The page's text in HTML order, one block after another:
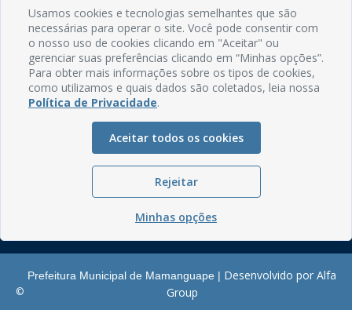
Fone: (83) 3292-2246
Email: comunicacao@mamanguape.pb.gov.br
Expediente: Segunda à Sexta, das 08h às 13h
Mapa do Site
Perguntas frequentes
Manual de Navegação
Glossário
Ouvidoria
Serviços Internos
Política de Privacidade
©
Prefeitura Municipal de Mamanguape | Desenvolvido por Alfa
Group
Usamos cookies e tecnologias semelhantes que são
necessárias para operar o site. Você pode consentir com
o nosso uso de cookies clicando em "Aceitar" ou
gerenciar suas preferências clicando em “Minhas opções”.
Para obter mais informações sobre os tipos de cookies,
como utilizamos e quais dados são coletados, leia nossa
Política de Privacidade.
Aceitar todos os cookies
Rejeitar
Minhas opções